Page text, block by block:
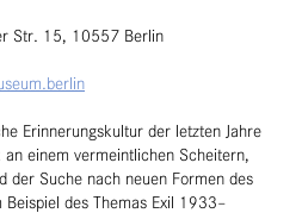
Str. 15, 10557 Berlin
Erinnerungskultur der letzten Jahre
einem vermeintlichen Scheitern,
der Suche nach neuen Formen des
des Themas Exil 1933–